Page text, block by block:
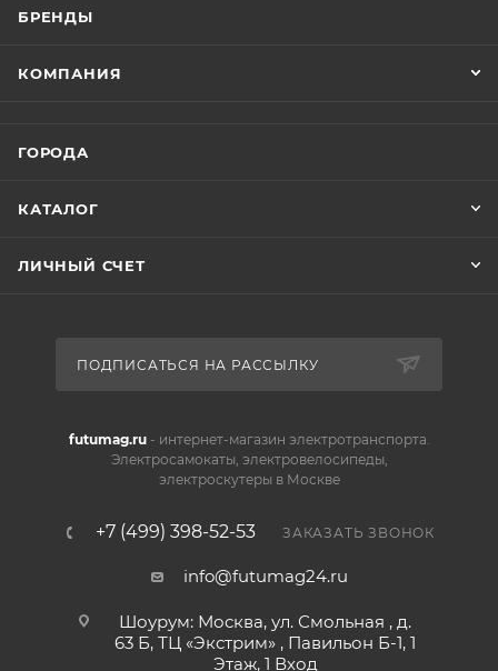
БРЕНДЫ
КОМПАНИЯ
ГОРОДА
КАТАЛОГ
ЛИЧНЫЙ СЧЕТ
ПОДПИСАТЬСЯ НА РАССЫЛКУ
futumag.ru- интернет-магазин электротранспорта.
Электросамокаты, электровелосипеды,
электроскутеры в Москве
+7 (499) 398-52-53 ЗАКАЗАТЬ ЗВОНОК
info@futumag24.ru
Шоурум: Москва, ул. Смольная , д.
63 Б, ТЦ «Экстрим» , Павильон Б-1, 1
Этаж, 1 Вход